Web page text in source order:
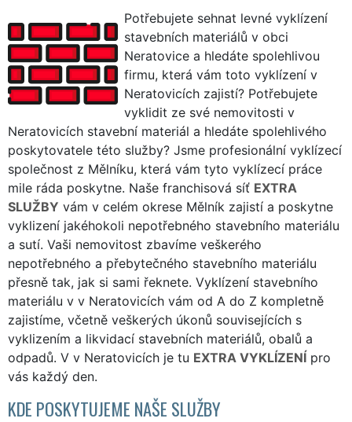
Potřebujete sehnat levné vyklízení
stavebních materiálů v obci
Neratovice a hledáte spolehlivou
firmu, která vám toto vyklízení v
Neratovicích zajistí? Potřebujete
vyklidit ze své nemovitosti v
Neratovicích stavební materiál a hledáte spolehlivého
poskytovatele této služby? Jsme profesionální vyklízecí
společnost z Mělníku, která vám tyto vyklízecí práce
mile ráda poskytne. Naše franchisová síť EXTRA
SLUŽBY vám v celém okrese Mělník zajistí a poskytne
vyklizení jakéhokoli nepotřebného stavebního materiálu
a sutí. Vaši nemovitost zbavíme veškerého
nepotřebného a přebytečného stavebního materiálu
přesně tak, jak si sami řeknete. Vyklízení stavebního
materiálu v v Neratovicích vám od A do Z kompletně
zajistíme, včetně veškerých úkonů souvisejících s
vyklizením a likvidací stavebních materiálů, obalů a
odpadů. V v Neratovicích je tu EXTRA VYKLÍZENÍ pro
vás každý den.
KDE POSKYTUJEME NAŠE SLUŽBY